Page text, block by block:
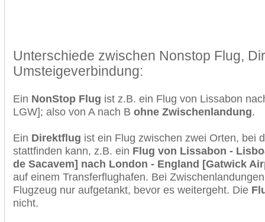
Unterschiede zwischen Nonstop Flug,
Umsteigeverbindung:
Ein NonStop Flug ist z.B. ein Flug von Lissabon
LGW]; also von A nach B ohne Zwischenlandung.
Ein Direktflug ist ein Flug zwischen zwei Orten, bei
stattfinden kann, z.B. ein Flug von Lissabon -
de Sacavem] nach London - England [Gatwick
auf einem Transferflughafen. Bei
Flugzeug nur aufgetankt, bevor es weitergeht. Die
nicht.